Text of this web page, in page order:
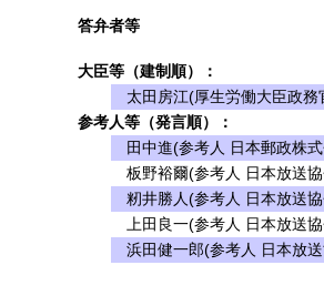
答弁者等
大臣等（建制順）：
太田房江(厚生労働大臣政務
参考人等（発言順）：
田中進(参考人 日本郵政株
板野裕爾(参考人 日本放送
籾井勝人(参考人 日本放送
上田良一(参考人 日本放送
浜田健一郎(参考人 日本放